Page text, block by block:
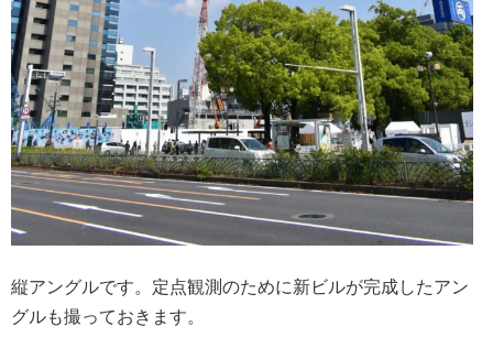
縦アングルです。定点観測のために新ビルが完成したアン
グルも撮っておきます。